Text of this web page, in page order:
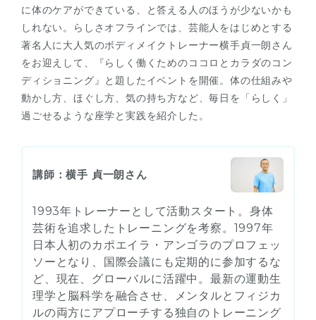
に体のケアができている、と答える人のほうが少ないかも
しれない。らしさオフラインでは、芸能人をはじめとする
著名人に大人気のボディメイクトレーナー横手貞一朗さん
をお迎えして、『らしく働くためのココロとカラダのコン
ディショニング』と題したイベントを開催。体の仕組みや
動かし方、ほぐし方、気の持ち方など、毎日を「らしく」
過ごせるような座学と実践を紹介した。
講師：横手 貞一朗さん
1993年トレーナーとして活動スタート。身体
芸術を追求したトレーニングを考察。1997年
日本人初のカポエイラ・アンゴラのプロフェッ
ソーとなり、国際会議にも定期的に参加するな
ど、現在、グローバルに活躍中。最新の運動生
理学と脳科学を融合させ、メンタルとフィジカ
ルの両方にアプローチする独自のトレーニング